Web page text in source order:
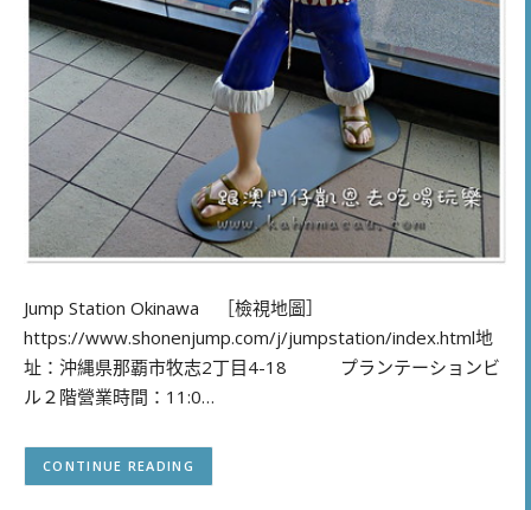
Jump Station Okinawa ［檢視地圖］
https://www.shonenjump.com/j/jumpstation/index.html地
址：沖縄県那覇市牧志2丁目4-18 プランテーションビ
ル２階營業時間：11:0…
CONTINUE READING